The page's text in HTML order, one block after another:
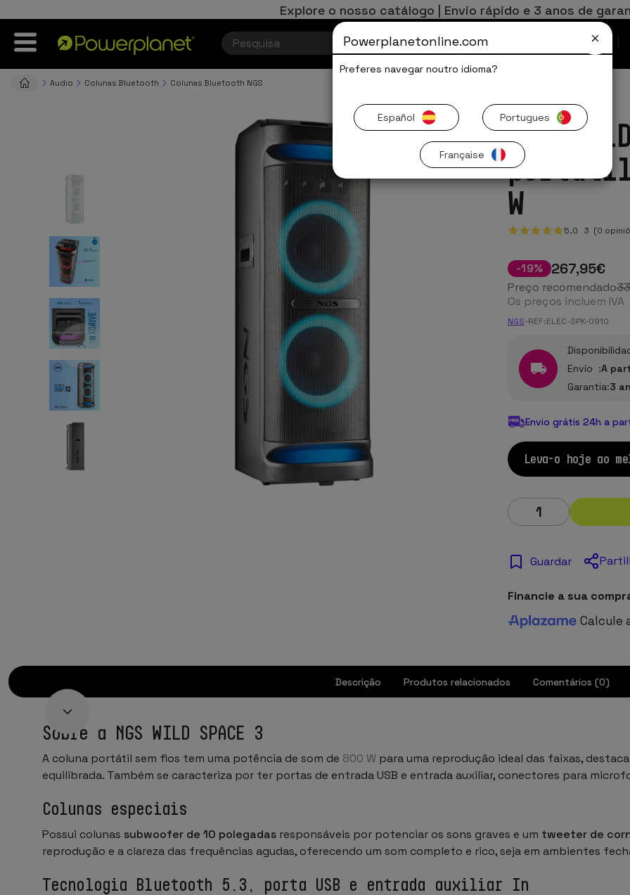
Explore o nosso catálogo | Envio rápido e 3 anos de
Ofertas Limitadas
Audio Colunas Bluetooth Colunas Bluetooth NGS
NGS
portátil
W
5.0 3 (0
-19% 267,95€
Preço recomendado
Os preços incluem IVA
NGS-REF:ELEC-SPK-0910
Envío :A
Garantia:3
Envio grátis 24h a
Leva-o hoje ao
Guardar
Financie a sua
Calcule
Descrição Produtos relacionados Comentários (0)
Sobre a NGS WILD SPACE 3
A coluna portátil sem fios tem uma potência de som de 800 W para uma reprodução ideal das faixas,
equilibrada. Também se caracteriza por ter portas de entrada USB e entrada auxiliar, conectores para
Colunas especiais
Possui colunas subwoofer de 10 polegadas responsáveis por potenciar os sons graves e um tweeter de
reprodução e a clareza das frequências agudas, oferecendo um som completo e rico, seja em ambientes
Tecnologia Bluetooth 5.3, porta USB e entrada auxiliar In
Powerplanetonline.com
Preferes navegar noutro idioma?
Español Portugues
Française